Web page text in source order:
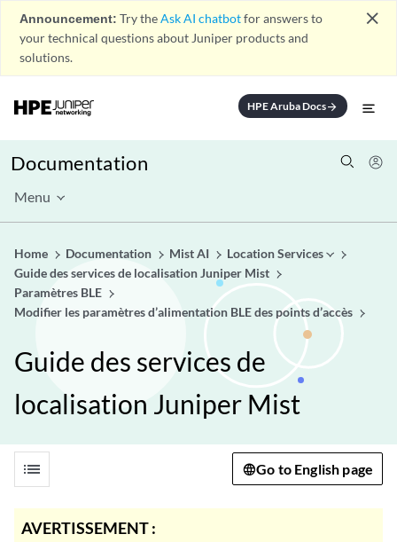
Announcement: Try theAsk AI chatbotfor answers to
your technical questions about Juniper products and
solutions.
close
HPE Aruba Docsarrow_forward
Documentation
Menu
Home Documentation Mist AI
Location Services
Guide des services de localisation Juniper Mist
Paramètres BLE
Modifier les paramètres d’alimentation BLE des points d’accès
Guide des services de
localisation Juniper Mist
list Go to English page
AVERTISSEMENT :